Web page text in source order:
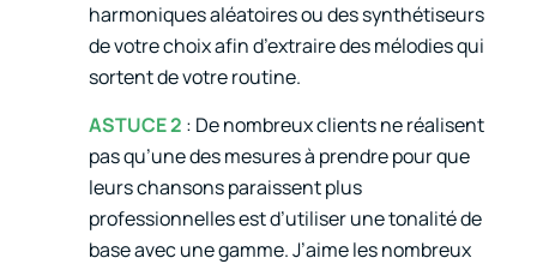
harmoniques aléatoires ou des synthétiseurs
de votre choix afin d’extraire des mélodies qui
sortent de votre routine.
ASTUCE 2 : De nombreux clients ne réalisent
pas qu’une des mesures à prendre pour que
leurs chansons paraissent plus
professionnelles est d’utiliser une tonalité de
base avec une gamme. J’aime les nombreux